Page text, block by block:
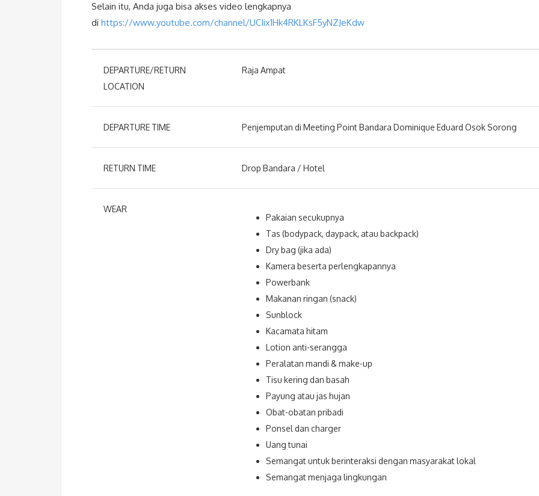
Selain itu, Anda juga bisa akses video lengkapnya
di https://www.youtube.com/channel/UCIix1Hk4RKLKsF5yNZJeKdw
DEPARTURE/RETURN
LOCATION
Raja Ampat
DEPARTURE TIME Penjemputan di Meeting Point Bandara Dominique Eduard Osok Sorong
RETURN TIME Drop Bandara / Hotel
WEAR
Pakaian secukupnya
Tas (bodypack, daypack, atau backpack)
Dry bag (jika ada)
Kamera beserta perlengkapannya
Powerbank
Makanan ringan (snack)
Sunblock
Kacamata hitam
Lotion anti-serangga
Peralatan mandi & make-up
Tisu kering dan basah
Payung atau jas hujan
Obat-obatan pribadi
Ponsel dan charger
Uang tunai
Semangat untuk berinteraksi dengan masyarakat lokal
Semangat menjaga lingkungan